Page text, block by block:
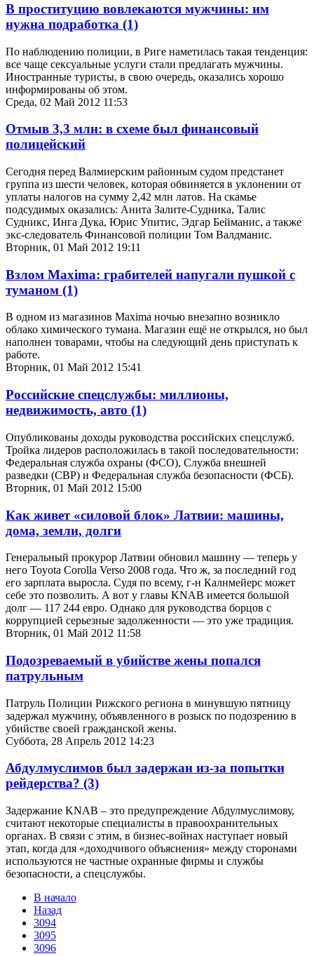
В проституцию вовлекаются мужчины: им
нужна подработка (1)
По наблюдению полиции, в Риге наметилась такая тенденция:
все чаще сексуальные услуги стали предлагать мужчины.
Иностранные туристы, в свою очередь, оказались хорошо
информированы об этом.
Среда, 02 Май 2012 11:53
Отмыв 3,3 млн: в схеме был финансовый
полицейский
Сегодня перед Валмиерским районным судом предстанет
группа из шести человек, которая обвиняется в уклонении от
уплаты налогов на сумму 2,42 млн латов. На скамье
подсудимых оказались: Анита Залите-Судника, Талис
Судникс, Инга Дука, Юрис Упитис, Эдгар Бейманис, а также
экс-следователь Финансовой полиции Том Валдманис.
Вторник, 01 Май 2012 19:11
Взлом Maxima: грабителей напугали пушкой с
туманом (1)
В одном из магазинов Maxima ночью внезапно возникло
облако химического тумана. Магазин ещё не открылся, но был
наполнен товарами, чтобы на следующий день приступать к
работе.
Вторник, 01 Май 2012 15:41
Российские спецслужбы: миллионы,
недвижимость, авто (1)
Опубликованы доходы руководства российских спецслужб.
Тройка лидеров расположилась в такой последовательности:
Федеральная служба охраны (ФСО), Служба внешней
разведки (СВР) и Федеральная служба безопасности (ФСБ).
Вторник, 01 Май 2012 15:00
Как живет «силовой блок» Латвии: машины,
дома, земли, долги
Генеральный прокурор Латвии обновил машину — теперь у
него Toyota Corolla Verso 2008 года. Что ж, за последний год
его зарплата выросла. Судя по всему, г-н Калнмейерс может
себе это позволить. А вот у главы KNAB имеется большой
долг — 117 244 евро. Однако для руководства борцов с
коррупцией серьезные задолженности — это уже традиция.
Вторник, 01 Май 2012 11:58
Подозреваемый в убийстве жены попался
патрульным
Патруль Полиции Рижского региона в минувшую пятницу
задержал мужчину, объявленного в розыск по подозрению в
убийстве своей гражданской жены.
Суббота, 28 Апрель 2012 14:23
Абдулмуслимов был задержан из-за попытки
рейдерства? (3)
Задержание KNAB – это предупреждение Абдулмуслимову,
считают некоторые специалисты в правоохранительных
органах. В связи с этим, в бизнес-войнах наступает новый
этап, когда для «доходчивого объяснения» между сторонами
используются не частные охранные фирмы и службы
безопасности, а спецслужбы.
В начало
Назад
3094
3095
3096